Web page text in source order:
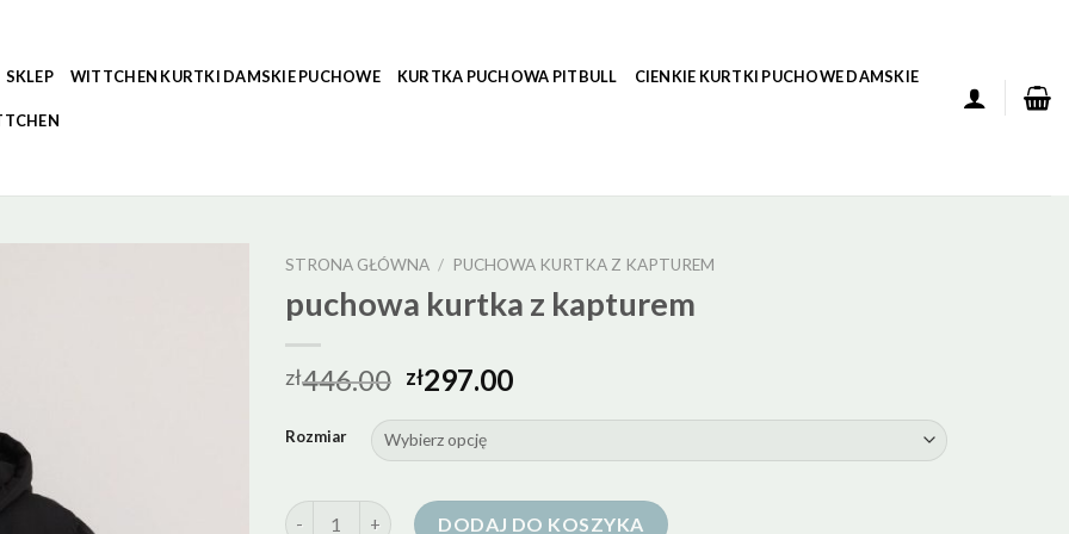
SKLEP WITTCHEN KURTKI DAMSKIE PUCHOWE KURTKA PUCHOWA PITBULL CIENKIE KURTKI PUCHOWE DAMSKIE
STRONA GŁÓWNA / PUCHOWA KURTKA Z KAPTUREM
puchowa kurtka z kapturem
zł446.00 zł297.00
Rozmiar
ilość puchowa kurtka z kapturemDODAJ DO KOSZYKA